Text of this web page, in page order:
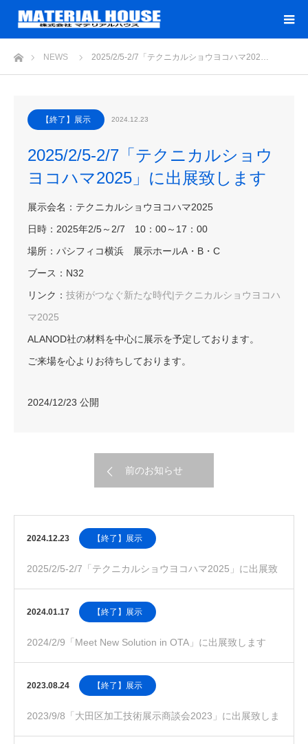
ホームNEWS 2025/2/5-2/7「テクニカルショウヨコハマ202…
【終了】展示 2024.12.23
2025/2/5-2/7「テクニカルショウ
ヨコハマ2025」に出展致します
展示会名：テクニカルショウヨコハマ2025
日時：2025年2/5～2/7 10：00～17：00
場所：パシフィコ横浜 展示ホールA・B・C
ブース：N32
リンク： 技術がつなぐ新たな時代|テクニカルショウヨコハ
マ2025
ALANOD社の材料を中心に展示を予定しております。
ご来場を心よりお待ちしております。
2024/12/23 公開
前のお知らせ
2024.12.23 【終了】展示
2025/2/5-2/7「テクニカルショウヨコハマ2025」に出展致
します
2024.01.17 【終了】展示
2024/2/9「Meet New Solution in OTA」に出展致します
2023.08.24 【終了】展示
2023/9/8「大田区加工技術展示商談会2023」に出展致しま